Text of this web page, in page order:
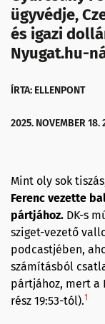
ügyvédje,
és igazi
Nyugat.hu-
ÍRTA: ELLENPONT
2025. NOVEMBER 18.
Mint oly sok
Ferenc vezette
pártjához. DK-s
sziget-vezető
podcastjében,
számításból
pártjához, mert a
rész 19:53-tól).1